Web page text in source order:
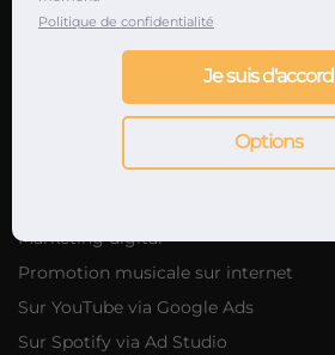
Promotions clubs
Promotion concerts & festivals
Marketing digital
Promotion musicale sur internet
Sur YouTube via Google Ads
Sur Spotify via Ad Studio
Politique de confidentialité
Options
Je suis d'accord